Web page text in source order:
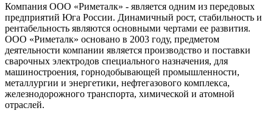
Компания ООО «Риметалк» - является одним из передовых
предприятий Юга России. Динамичный рост, стабильность и
рентабельность являются основными чертами ее развития.
ООО «Риметалк» основано в 2003 году, предметом
деятельности компании является производство и поставки
сварочных электродов специального назначения, для
машиностроения, горнодобывающей промышленности,
металлургии и энергетики, нефтегазового комплекса,
железнодорожного транспорта, химической и атомной
отраслей.